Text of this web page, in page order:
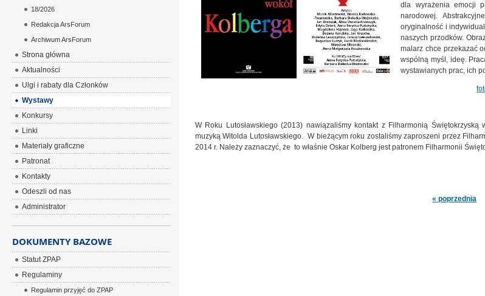
dla wyrażenia emocji
narodowej.
oryginalność i
naszych przodków.
malarz chce przekazać
wspólną myśl, ideę.
wystawianych prac, ich
W Roku Lutosławskiego (2013) nawiązaliśmy kontakt z Filharmonią
muzyką Witolda Lutosławskiego. W bieżącym roku zostaliśmy zaproszeni przez
2014 r. Należy zaznaczyć, że to właśnie Oskar Kolberg jest patronem Filharmonii
« poprzednia
18/2026
Redakcja ArsForum
Archiwum ArsForum
Strona główna
Aktualności
Ulgi i rabaty dla Członków
Wystawy
Konkursy
Linki
Materiały graficzne
Patronat
Kontakty
Odeszli od nas
Administrator
DOKUMENTY BAZOWE
Statut ZPAP
Regulaminy
Regulamin przyjęć do ZPAP